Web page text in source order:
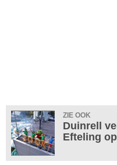
ZIE OOK
Duinrell
Efteling